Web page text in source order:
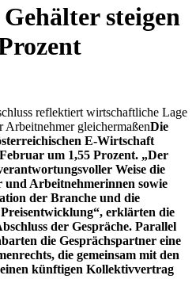
steigen
reflektiert wirtschaftliche Lage
Arbeitnehmer gleichermaßenDie
E-Wirtschaft
um 1,55 Prozent. „Der
Weise die
und Arbeitnehmerinnen sowie
der Branche und die
erklärten die
der Gespräche. Parallel
die Gesprächspartner eine
die gemeinsam mit den
künftigen Kollektivvertrag